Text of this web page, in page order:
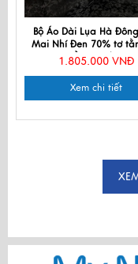
Bộ Áo Dài Lụa Hà
Mai Nhí Đen 70% tơ
3,7m + Quần 2,3m)MNV-
1.805.000 VNĐ
Xem chi tiết